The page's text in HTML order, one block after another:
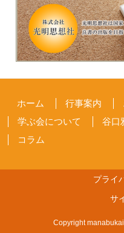
ホーム 行事案内
学ぶ会について
谷口
コラム
プライ
サ
Copyright